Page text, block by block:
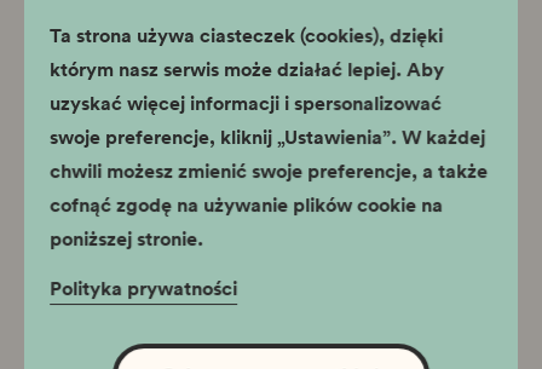
Ta strona używa ciasteczek (cookies), dzięki
którym nasz serwis może działać lepiej. Aby
uzyskać więcej informacji i spersonalizować
swoje preferencje, kliknij „Ustawienia”. W każdej
chwili możesz zmienić swoje preferencje, a także
cofnąć zgodę na używanie plików cookie na
poniższej stronie.
Polityka prywatności
Nie sposób w krótkim wspomnieniu odnotować
wszystkich publikacji dr Celiny Bąk-Koczarskiej, tutaj
badawczych wymienię niektóre z nich. Są to:Kartka z
dziejów Krakowa na przełomie XVIII i XIX w. Maciej
Knotz.„Studia Historyczne” 1967, R. X, z. 3/4, s. 117–125;
Droga Juliusza Lea do krakowskiej prezydentury (1902)
„Studia Historyczne” 1978, R. XXI, z.1, s. 45–62;
przełomu w życiu politycznym Krakowa 1907/1908
„Studia Historyczne 1980, t. 23, z. 2, s. 209–330;
Budowniczy krakowski Dominik Puck (1723–1789) i